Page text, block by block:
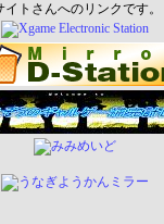
トさんへのリンクです。